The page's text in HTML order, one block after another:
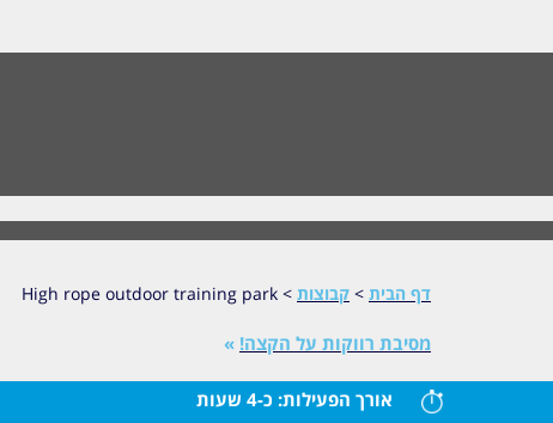
דף הבית > קבוצות >
High rope outdoor training park
מסיבת רווקות על הקצה! »
אורך הפעילות: כ-4 שעות